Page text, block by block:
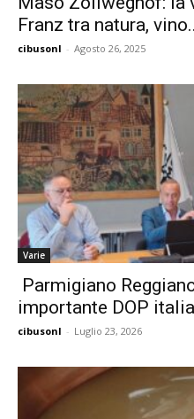
Franz tra natura,
cibusonl - Agosto 26, 2025
Varie
Parmigiano
importante DOP
cibusonl - Luglio 23, 2026